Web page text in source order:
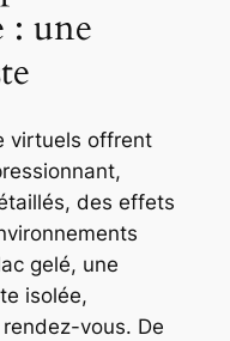
: une
virtuels offrent
des effets
gelé, une
isolée,
vous. De